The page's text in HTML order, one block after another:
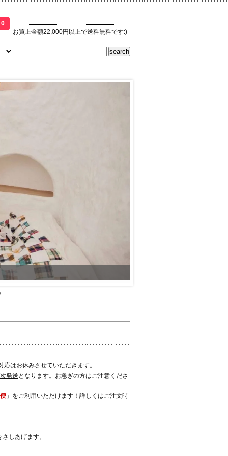
お買上金額22,000円以上で送料無料です:)
0
はお休みさせていただきます。
発送 となります。お急ぎの方はご注意くださ
」をご利用いただけます！詳しくはご注文時
しあげます。